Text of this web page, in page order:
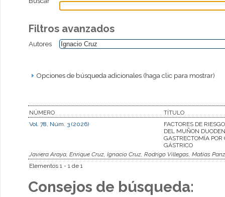
Filtros avanzados
Autores
Opciones de búsqueda adicionales (haga clic para mostrar)
NÚMERO
TÍTULO
Vol. 78, Núm. 3 (2026)
FACTORES DE
DEL MUÑON
GASTRECTOMÍA POR
GÁSTRICO
Javiera Araya, Enrique Cruz, Ignacio Cruz, Rodrigo Villegas, Matías
Elementos 1 - 1 de 1
Consejos de búsqueda: